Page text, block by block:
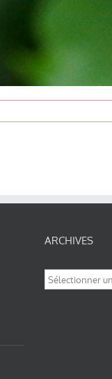
ARCHIVES
Archives